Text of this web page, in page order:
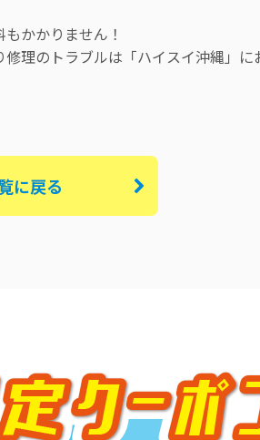
かかりません！
理のトラブルは「ハイスイ沖縄」
に戻る